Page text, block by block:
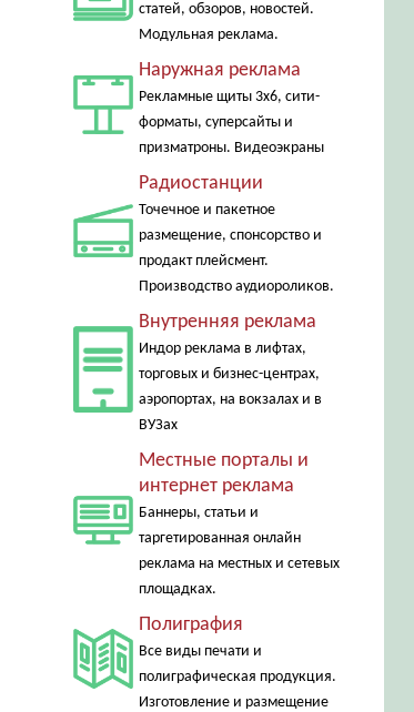
статей, обзоров, новостей.
Модульная реклама.
Наружная реклама
Рекламные щиты 3х6, сити-
форматы, суперсайты и
призматроны. Видеоэкраны
Радиостанции
Точечное и пакетное
размещение, спонсорство и
продакт плейсмент.
Производство аудиороликов.
Внутренняя реклама
Индор реклама в лифтах,
торговых и бизнес-центрах,
аэропортах, на вокзалах и в
ВУЗах
Местные порталы и
интернет реклама
Баннеры, статьи и
таргетированная онлайн
реклама на местных и сетевых
площадках.
Полиграфия
Все виды печати и
полиграфическая продукция.
Изготовление и размещение